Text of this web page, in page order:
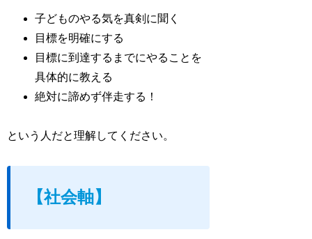
子どものやる気を真剣に聞く
目標を明確にする
目標に到達するまでにやることを
具体的に教える
絶対に諦めず伴走する！
という人だと理解してください。
【社会軸】